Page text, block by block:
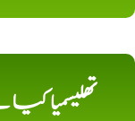
تھلیسمیا